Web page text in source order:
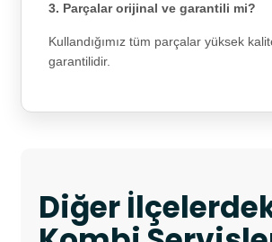
3. Parçalar orijinal ve garantili mi?
Kullandığımız tüm parçalar yüksek
garantilidir.
Diğer